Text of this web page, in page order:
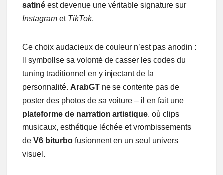
satiné est devenue une véritable signature sur
Instagram et TikTok.
Ce choix audacieux de couleur n’est pas anodin :
il symbolise sa volonté de casser les codes du
tuning traditionnel en y injectant de la
personnalité. ArabGT ne se contente pas de
poster des photos de sa voiture – il en fait une
plateforme de narration artistique, où clips
musicaux, esthétique léchée et vrombissements
de V6 biturbo fusionnent en un seul univers
visuel.